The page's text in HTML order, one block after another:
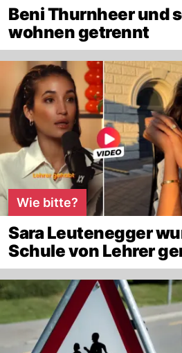
Beni Thurnheer und
wohnen getrennt
Wie bitte?
Sara Leutenegger
Schule von Lehrer